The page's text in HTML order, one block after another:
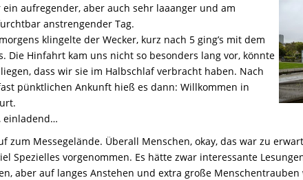
ein aufregender, aber auch sehr laaanger und am
anstrengender Tag.
klingelte der Wecker, kurz nach 5 ging’s mit dem
Die Hinfahrt kam uns nicht so besonders lang vor, könnte
dass wir sie im Halbschlaf verbracht haben. Nach
pünktlichen Ankunft hieß es dann: Willkommen in
einladend…
zum Messegelände. Überall Menschen, okay, das war zu
Spezielles vorgenommen. Es hätte zwar interessante
aber auf langes Anstehen und extra große